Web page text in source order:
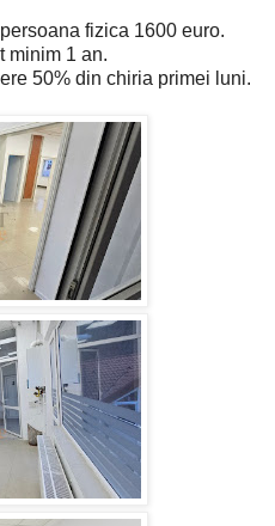
fizica 1600 euro.
minim 1 an.
50% din chiria primei luni.